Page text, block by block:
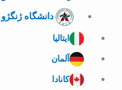
دانشگاه ژنگژو
ایتالیا
آلمان
کانادا